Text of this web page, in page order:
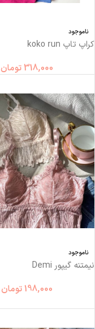
ناموجود
کراپ تاپ koko run
318,000 تومان
ناموجود
نیمتنه گیپور Demi
198,000 تومان